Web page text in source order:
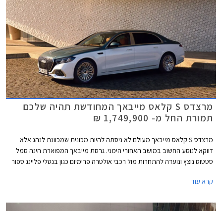
מרצדס S קלאס מייבאך המחודשת תהיה שלכם
תמורת החל מ- 1,749,900 ₪
מרצדס S קלאס מייבאך מעולם לא ניסתה להיות מכונית שמכוונת לנהג אלא
דווקא לנוסע החשוב במושב האחורי הימני. גרסת מייבאך המפוארת הינה סמל
סטטוס נוצץ ונועדה להתחרות מול רכבי אולטרה פרימיום כגון בנטלי פליינג ספור
פנים המלטשת את המתכון המוכר ומבטיחה ניתוק מוחלט מהפקקים שבחוץ.
כואבת ממנוע ה- V12 המיתולוגי בגרסה הבכירה לטובת מנוע V8 - אילוץ של
קרא עוד